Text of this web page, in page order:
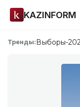
KAZINFORM
Тренды:Выборы-